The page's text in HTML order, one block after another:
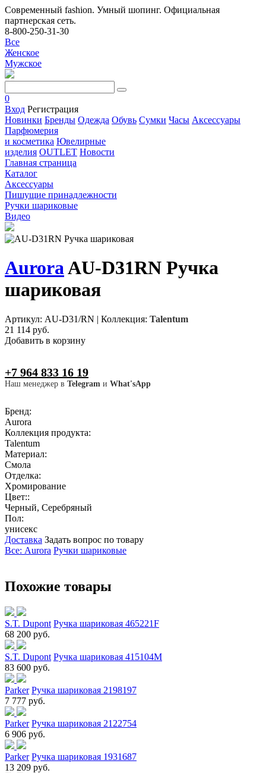
Современный fashion. Умный шопинг. Официальная
партнерская сеть.
8-800-250-31-30
Все
Женское
Мужское
0
Вход Регистрация
Новинки Бренды Одежда Обувь Сумки Часы Аксессуары
Парфюмерия
и косметика Ювелирные
изделия OUTLET Новости
Главная страница
Каталог
Аксессуары
Пишущие принадлежности
Ручки шариковые
Видео
AuroraAU-D31RN Ручка
шариковая
Артикул: AU-D31/RN | Коллекция: Talentum
21 114 руб.
Добавить в корзину
+7 964 833 16 19
Наш менеджер в Telegram и What'sApp
Бренд:
Aurora
Коллекция продукта:
Talentum
Материал:
Смола
Отделка:
Хромирование
Цвет::
Черный, Серебряный
Пол:
унисекс
Доставка Задать вопрос по товару
Все: Aurora Ручки шариковые
Похожие товары
S.T. Dupont Ручка шариковая 465221F
68 200 руб.
S.T. Dupont Ручка шариковая 415104M
83 600 руб.
Parker Ручка шариковая 2198197
7 777 руб.
Parker Ручка шариковая 2122754
6 906 руб.
Parker Ручка шариковая 1931687
13 209 руб.